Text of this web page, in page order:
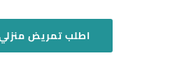
اطلبتمريض